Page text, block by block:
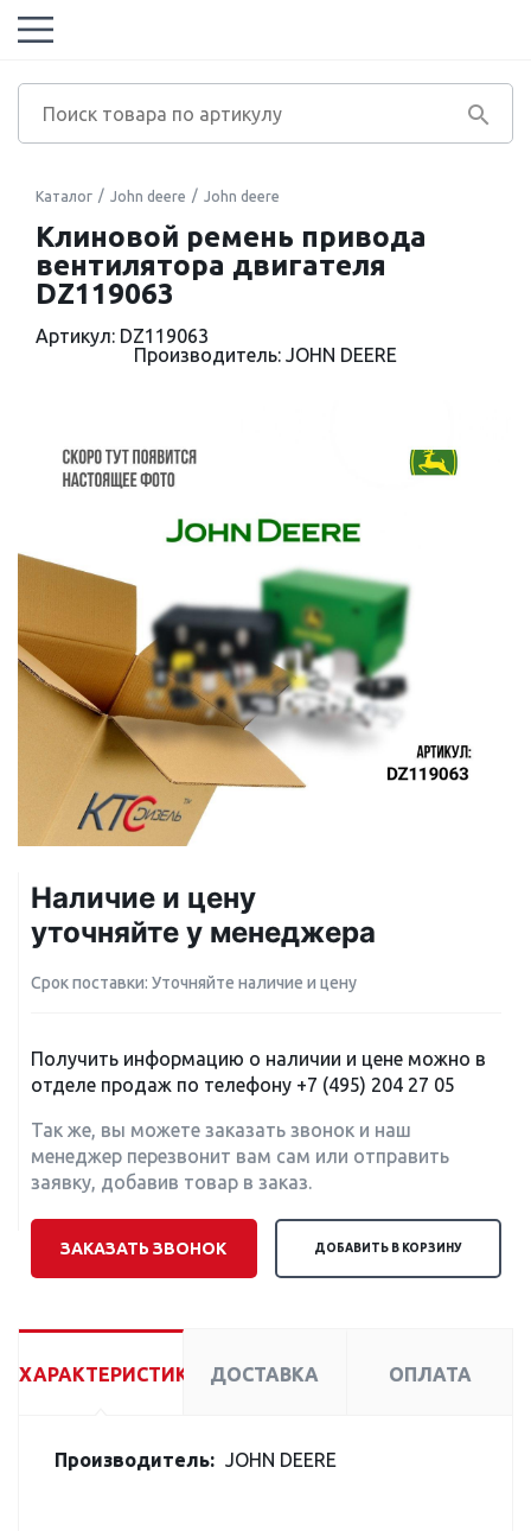
Каталог John deere John deere
Клиновой ремень привода
вентилятора двигателя
DZ119063
Артикул: DZ119063
Производитель: JOHN DEERE
Наличие и цену
уточняйте у менеджера
Срок поставки: Уточняйте наличие и цену
Получить информацию о наличии и цене можно в
отделе продаж по телефону +7 (495) 204 27 05
Так же, вы можете заказать звонок и наш
менеджер перезвонит вам сам или отправить
заявку, добавив товар в заказ.
ЗАКАЗАТЬ ЗВОНОК ДОБАВИТЬ В КОРЗИНУ
ХАРАКТЕРИСТИКИ ДОСТАВКА ОПЛАТА
Производитель: JOHN DEERE